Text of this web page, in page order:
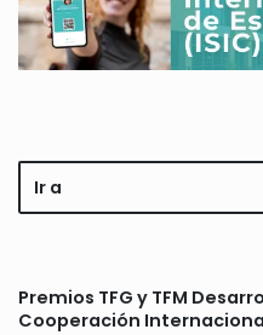
Ir a
Premios TFG y TFM
Cooperación